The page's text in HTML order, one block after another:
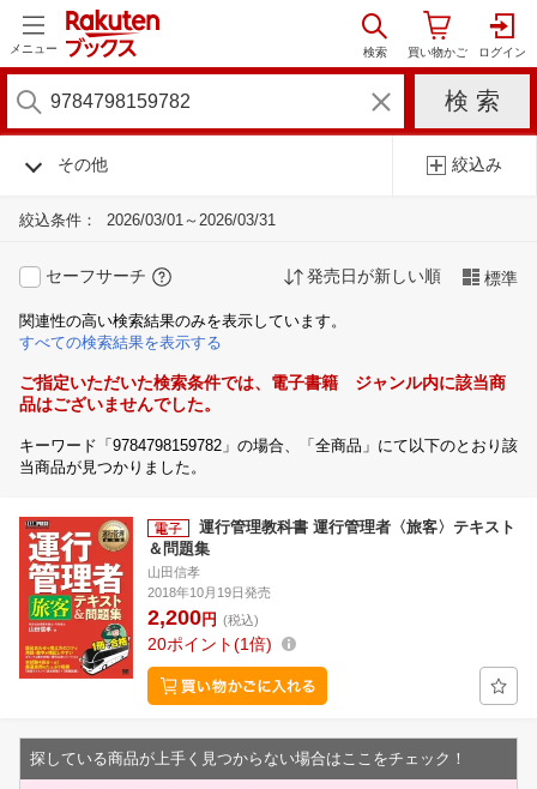
メニュー
その他 絞込み
絞込条件： 2026/03/01～2026/03/31
セーフサーチ 発売日が新しい順 標準
関連性の高い検索結果のみを表示しています。
すべての検索結果を表示する
ご指定いただいた検索条件では、電子書籍 ジャンル内に該当商
品はございませんでした。
キーワード「9784798159782」の場合、「全商品」にて以下のとおり該
当商品が見つかりました。
運行管理教科書 運行管理者〈旅客〉テキスト
＆問題集
山田信孝
2018年10月19日発売
2,200円 (税込)
20ポイント 1倍
探している商品が上手く見つからない場合はここをチェック！